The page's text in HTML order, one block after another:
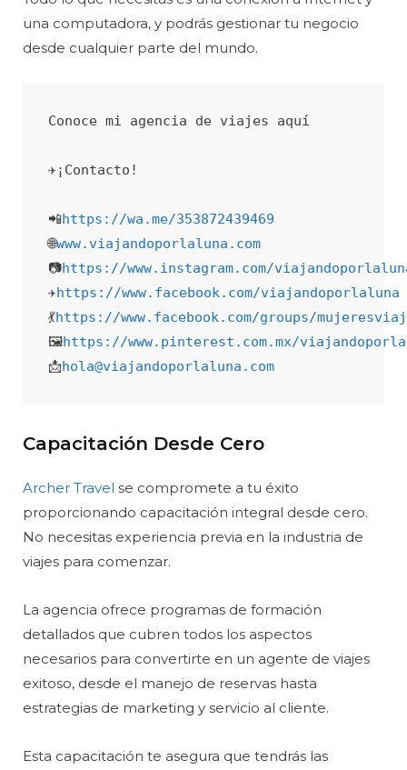
una computadora, y podrás gestionar tu negocio
desde cualquier parte del mundo.
Conoce mi agencia de viajes aquí
✈️¡Contacto!
📲https://wa.me/353872439469
🌐www.viajandoporlaluna.com
📷https://www.instagram.com/
✈️https://www.facebook.com/viajandoporlaluna
💃https://www.facebook.com/groups/
🖼️https://www.pinterest.com.mx/
📩hola@viajandoporlaluna.com
Capacitación Desde Cero
Archer Travel se compromete a tu éxito
proporcionando capacitación integral desde cero.
No necesitas experiencia previa en la industria de
viajes para comenzar.
La agencia ofrece programas de formación
detallados que cubren todos los aspectos
necesarios para convertirte en un agente de viajes
exitoso, desde el manejo de reservas hasta
estrategias de marketing y servicio al cliente.
Esta capacitación te asegura que tendrás las